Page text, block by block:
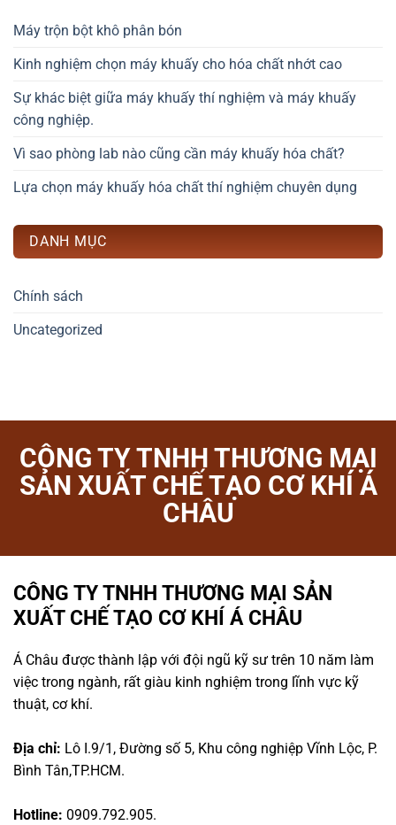
Máy trộn bột khô phân bón
Kinh nghiệm chọn máy khuấy cho hóa chất nhớt cao
Sự khác biệt giữa máy khuấy thí nghiệm và máy khuấy
công nghiệp.
Vì sao phòng lab nào cũng cần máy khuấy hóa chất?
Lựa chọn máy khuấy hóa chất thí nghiệm chuyên dụng
DANH MỤC
Chính sách
Uncategorized
CÔNG TY TNHH THƯƠNG MẠI
SẢN XUẤT CHẾ TẠO CƠ KHÍ Á
CHÂU
CÔNG TY TNHH THƯƠNG MẠI SẢN
XUẤT CHẾ TẠO CƠ KHÍ Á CHÂU
Á Châu được thành lập với đội ngũ kỹ sư trên 10 năm làm
việc trong ngành, rất giàu kinh nghiệm trong lĩnh vực kỹ
thuật, cơ khí.
Địa chỉ: Lô I.9/1, Đường số 5, Khu công nghiệp Vĩnh Lộc, P.
Bình Tân,TP.HCM.
Hotline: 0909.792.905.